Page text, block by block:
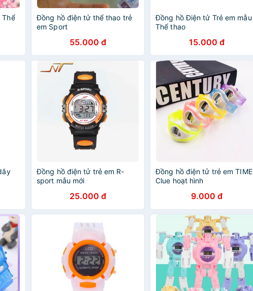
Thể
Đồng hồ điện tử thể thao trẻ
em Sport
55.000 đ
Đồng hồ Điện tử Trẻ em mẫu
Thể thao
15.000 đ
Đồng hồ điện tử trẻ em R-
sport mẫu mới
25.000 đ
Đồng hồ điện tử trẻ em TIME
Clue hoạt hình
9.000 đ